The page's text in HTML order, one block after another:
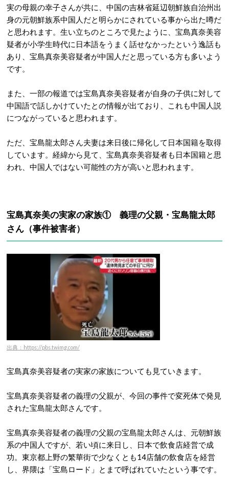
実の母親の幸子さんが共に、中国の吉林省延辺朝鮮族自治州出
身の元朝鮮族系中国人だと明らかにされている事から出た噂だ
と思われます。生い立ちのところで見たように、宝島真奈美容
疑者が小学生時代に日本語をうまく話せなかったという逸話も
あり、宝島真奈美容疑者が中国人だと思っている方も多いよう
です。
また、一部の報道では宝島真奈美容疑者が自身の子供に対して
中国語で話しかけていたとの情報が出ており、これも中国人説
につながっていると思われます。
ただ、宝島龍太郎さん夫妻は来日後に帰化して日本国籍を取得
しています。経緯から見て、宝島真奈美容疑者も日本国籍と思
われ、中国人ではない可能性の方が高いと思われます。
宝島真奈美の実家の家族① 義理の父親・宝島龍太郎
さん（事件被害者）
出典：https://pbs.twimg.com/
宝島真奈美容疑者の実家の家族についても見ていきます。
宝島真奈美容疑者の義理の父親が、今回の事件で変死体で発見
された宝島龍太郎さんです。
宝島真奈美容疑者の義理の父親の宝島龍太郎さんは、元朝鮮族
系の中国人ですが、若い頃に来日し、日本で飲食店経営で成
功。東京都上野の繁華街で少なくとも14店舗の飲食店を経営
し、界隈は「宝島ロード」とまで呼ばれていたという事です。